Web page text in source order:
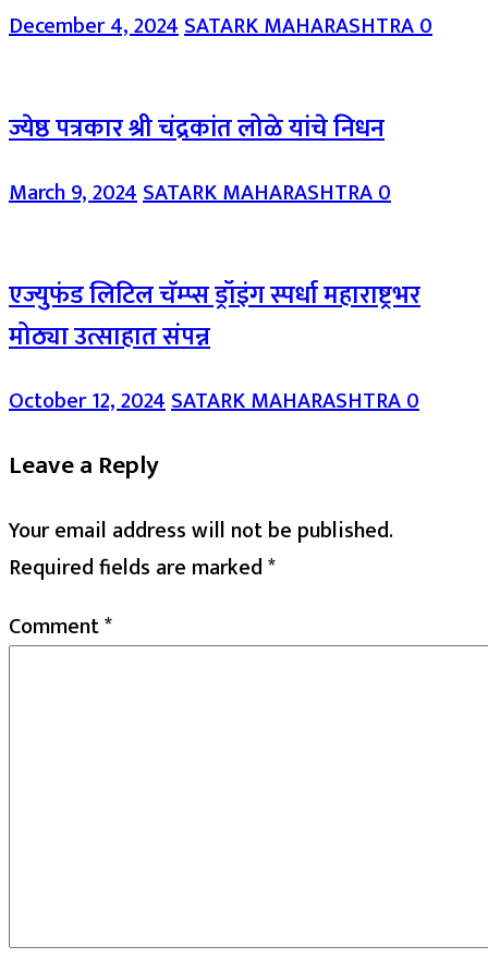
December 4, 2024SATARK MAHARASHTRA0
ज्येष्ठ पत्रकार श्री चंद्रकांत लोळे यांचे निधन
March 9, 2024SATARK MAHARASHTRA0
एज्युफंड लिटिल चॅम्प्स ड्रॉइंग स्पर्धा महाराष्ट्रभर
मोठ्या उत्साहात संपन्न
October 12, 2024SATARK MAHARASHTRA0
Leave a Reply
Your email address will not be published.
Required fields are marked*
Comment*